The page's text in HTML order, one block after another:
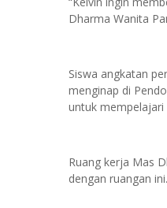
Dharma Wanita
Siswa angkatan
menginap di
untuk
Ruang kerja Mas
dengan ruangan ini.